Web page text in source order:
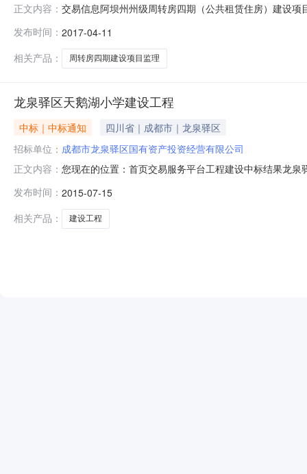
正文内容： 交易信息阿坝州州级周转房四期（公共租赁住房）建设
（公共租赁住房）建设项目中标候选人公示项目及标段
发布时间： 2017-04-11
相关产品：
周转房四期建设项目监理
龙泉驿区天鹅湖小学建设工程
中标｜中标通知
四川省｜成都市｜龙泉驿区
招标单位： 成都市龙泉驿区国有资产投资经营有限公司
正文内容： 您现在的位置：首页交易服务平台工程建设中标结果龙
84869695招标代理机构四川华通建设工程造价管理有限
泉
发布时间： 2015-07-15
相关产品：
建设工程